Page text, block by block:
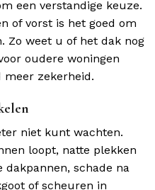
een verstandige keuze.
of vorst is het goed om
Zo weet u of het dak nog
oudere woningen
zekerheid.
niet kunt wachten.
loopt, natte plekken
dakpannen, schade na
of scheuren in